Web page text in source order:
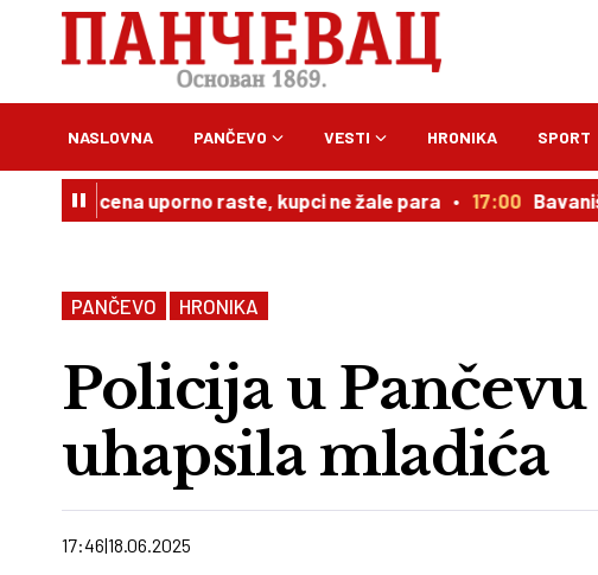
NASLOVNA PANČEVO VESTI HRONIKA SPORT
cena uporno raste, kupci ne žale para 17:00 Bavanište:
PANČEVO HRONIKA
Policija u
uhapsila mladića
17:46 18.06.2025